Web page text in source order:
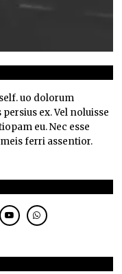
uo dolorum
ex. Vel noluisse
eu. Nec esse
ferri assentior.